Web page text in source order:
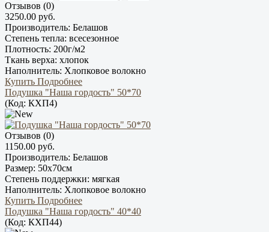
Отзывов (0)
3250.00 руб.
Производитель: Белашов
Степень тепла: всесезонное
Плотность: 200г/м2
Ткань верха: хлопок
Наполнитель: Хлопковое волокно
Купить Подробнее
Подушка "Наша гордость" 50*70
(Код: КХП4)
Отзывов (0)
1150.00 руб.
Производитель: Белашов
Размер: 50х70см
Степень поддержки: мягкая
Наполнитель: Хлопковое волокно
Купить Подробнее
Подушка "Наша гордость" 40*40
(Код: КХП44)